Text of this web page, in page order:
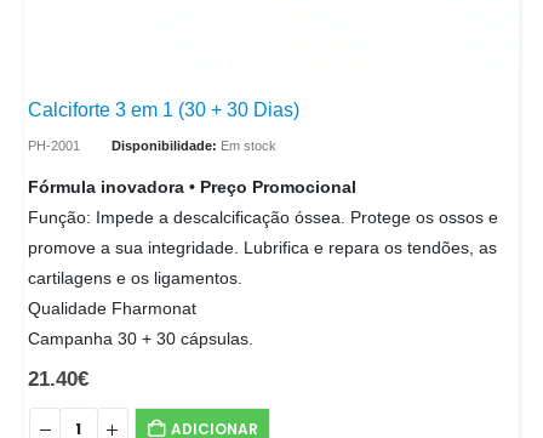
Calciforte 3 em 1 (30 + 30 Dias)
PH-2001 Disponibilidade: Em stock
Fórmula inovadora • Preço Promocional
Função: Impede a descalcificação óssea. Protege os ossos e
promove a sua integridade. Lubrifica e repara os tendões, as
cartilagens e os ligamentos.
Qualidade Fharmonat
Campanha 30 + 30 cápsulas.
21.40€
ADICIONAR